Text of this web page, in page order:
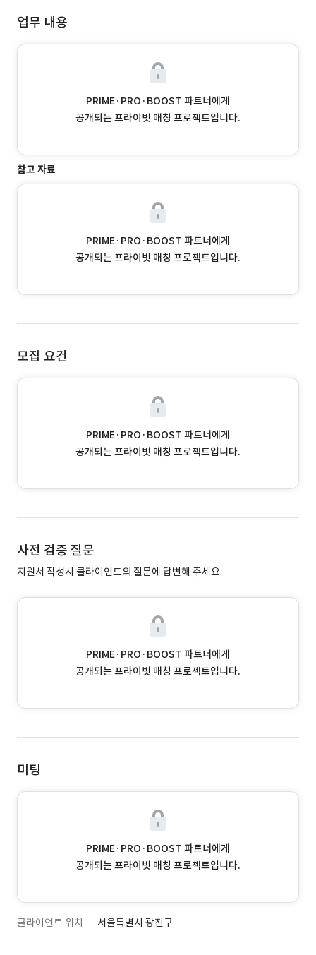
업무 내용
PRIME·PRO·BOOST 파트너에게
공개되는 프라이빗 매칭 프로젝트입니다.
참고 자료
PRIME·PRO·BOOST 파트너에게
공개되는 프라이빗 매칭 프로젝트입니다.
모집 요건
PRIME·PRO·BOOST 파트너에게
공개되는 프라이빗 매칭 프로젝트입니다.
사전 검증 질문
지원서 작성시 클라이언트의 질문에 답변해 주세요.
PRIME·PRO·BOOST 파트너에게
공개되는 프라이빗 매칭 프로젝트입니다.
미팅
PRIME·PRO·BOOST 파트너에게
공개되는 프라이빗 매칭 프로젝트입니다.
클라이언트 위치 서울특별시 광진구